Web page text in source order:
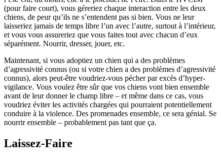
(pour faire court), vous géreriez chaque interaction entre les deux
chiens, de peur qu’ils ne s’entendent pas si bien. Vous ne leur
laisseriez jamais de temps libre l’un avec l’autre, surtout à l’intérieur,
et vous vous assureriez que vous faites tout avec chacun d’eux
séparément. Nourrir, dresser, jouer, etc.
Maintenant, si vous adoptiez un chien qui a des problèmes
d’agressivité connus (ou si votre chien a des problèmes d’agressivité
connus), alors peut-être voudriez-vous pécher par excès d’hyper-
vigilance. Vous voulez être sûr que vos chiens vont bien ensemble
avant de leur donner le champ libre – et même dans ce cas, vous
voudriez éviter les activités chargées qui pourraient potentiellement
conduire à la violence. Des promenades ensemble, ce sera génial. Se
nourrir ensemble – probablement pas tant que ça.
Laissez-Faire